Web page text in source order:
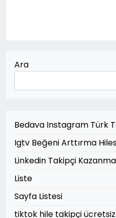
Ara
Bedava Instagram Türk
Igtv Beğeni Arttırma
Linkedin Takipçi
Liste
Sayfa Listesi
tiktok hile takipçi ücretsiz